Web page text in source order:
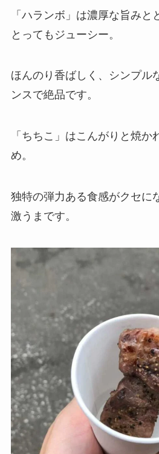
「ハランボ」は濃厚な旨みと
とってもジューシー。
ほんのり香ばしく、シンプル
ンスで絶品です。
「ちちこ」はこんがりと焼か
め。
独特の弾力ある食感がクセに
激うまです。